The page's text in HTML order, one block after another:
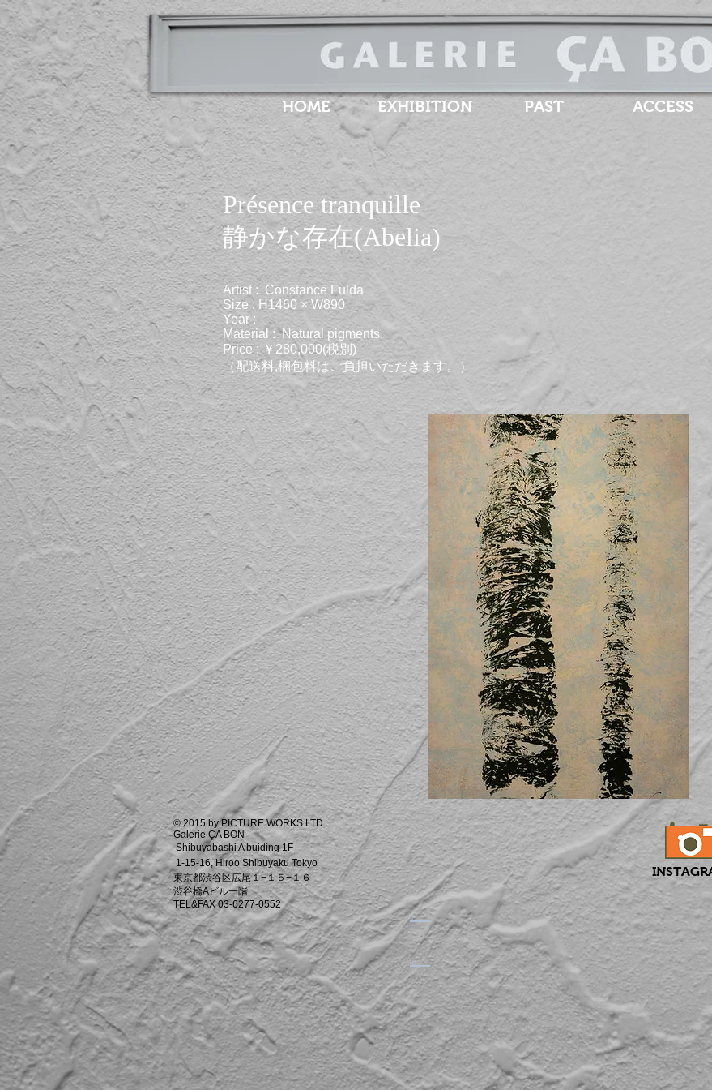
HOME EXHIBITION PAST ACCESS
Présence tranquille
静かな存在(Abelia)
Artist : Constance Fulda
Size : H1460 × W890
Year :
Material : Natural pigments
Price : ￥280,000(税別)
（配送料,梱包料はご負担いただきます。）
© 2015 by PICTURE WORKS.LTD.
Galerie ÇA BON
Shibuyabashi A buiding 1F
1-15-16, Hiroo Shibuyaku Tokyo
東京都渋谷区広尾１−１５−１６
渋谷橋Aビル一階
TEL&FAX 03-6277-0552
​。
​。